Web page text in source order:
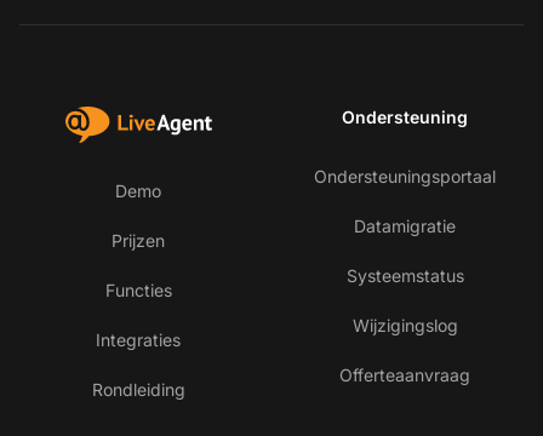
Demo
Prijzen
Functies
Integraties
Rondleiding
Ondersteuning
Ondersteuningsportaal
Datamigratie
Systeemstatus
Wijzigingslog
Offerteaanvraag